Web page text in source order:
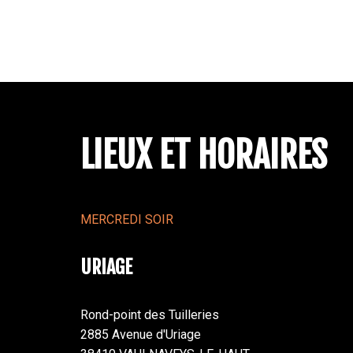
LIEUX ET HORAIRES
MERCREDI SOIR
URIAGE
Rond-point des Tuilleries
2885 Avenue d'Uriage